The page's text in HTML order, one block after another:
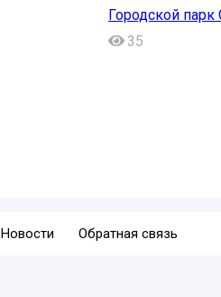
Городской парк
35
Новости Обратная связь